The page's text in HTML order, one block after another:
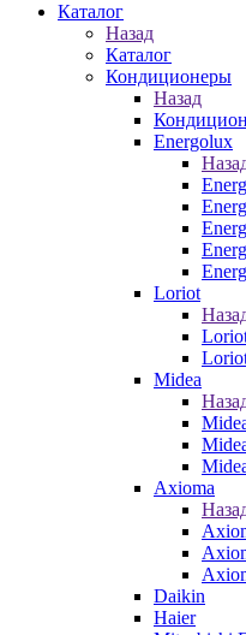
Каталог
Назад
Каталог
Кондиционеры
Назад
Energolux
Loriot
Midea
Axioma
Daikin
Haier